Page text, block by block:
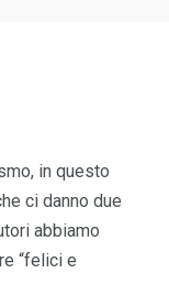
in questo
ci danno due
abbiamo
“felici e